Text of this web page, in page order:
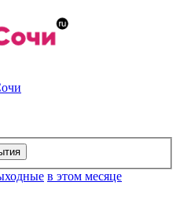
в этом месяце